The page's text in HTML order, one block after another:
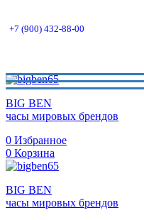
+7 (900) 432-88-00
BIG BEN
часы мировых брендов
0 Избранное
0 Корзина
BIG BEN
часы мировых брендов